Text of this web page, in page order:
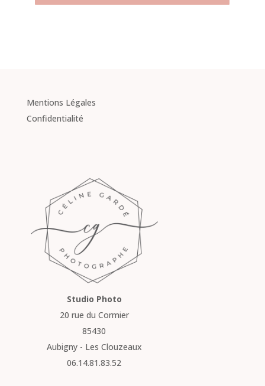
Mentions Légales
Confidentialité
Studio Photo
20 rue du Cormier
85430
Aubigny - Les Clouzeaux
06.14.81.83.52